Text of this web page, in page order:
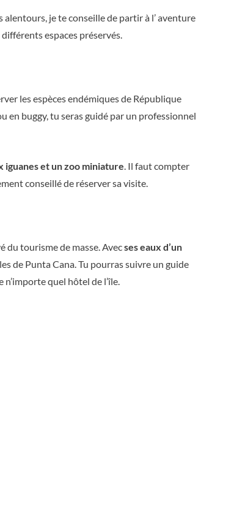
je te conseille de partir à l’ aventure
espaces préservés.
les espèces endémiques de République
en buggy, tu seras guidé par un professionnel
iguanes et un zoo miniature. Il faut compter
conseillé de réserver sa visite.
du tourisme de masse. Avecses eaux d’un
de Punta Cana. Tu pourras suivre un guide
quel hôtel de l’île.